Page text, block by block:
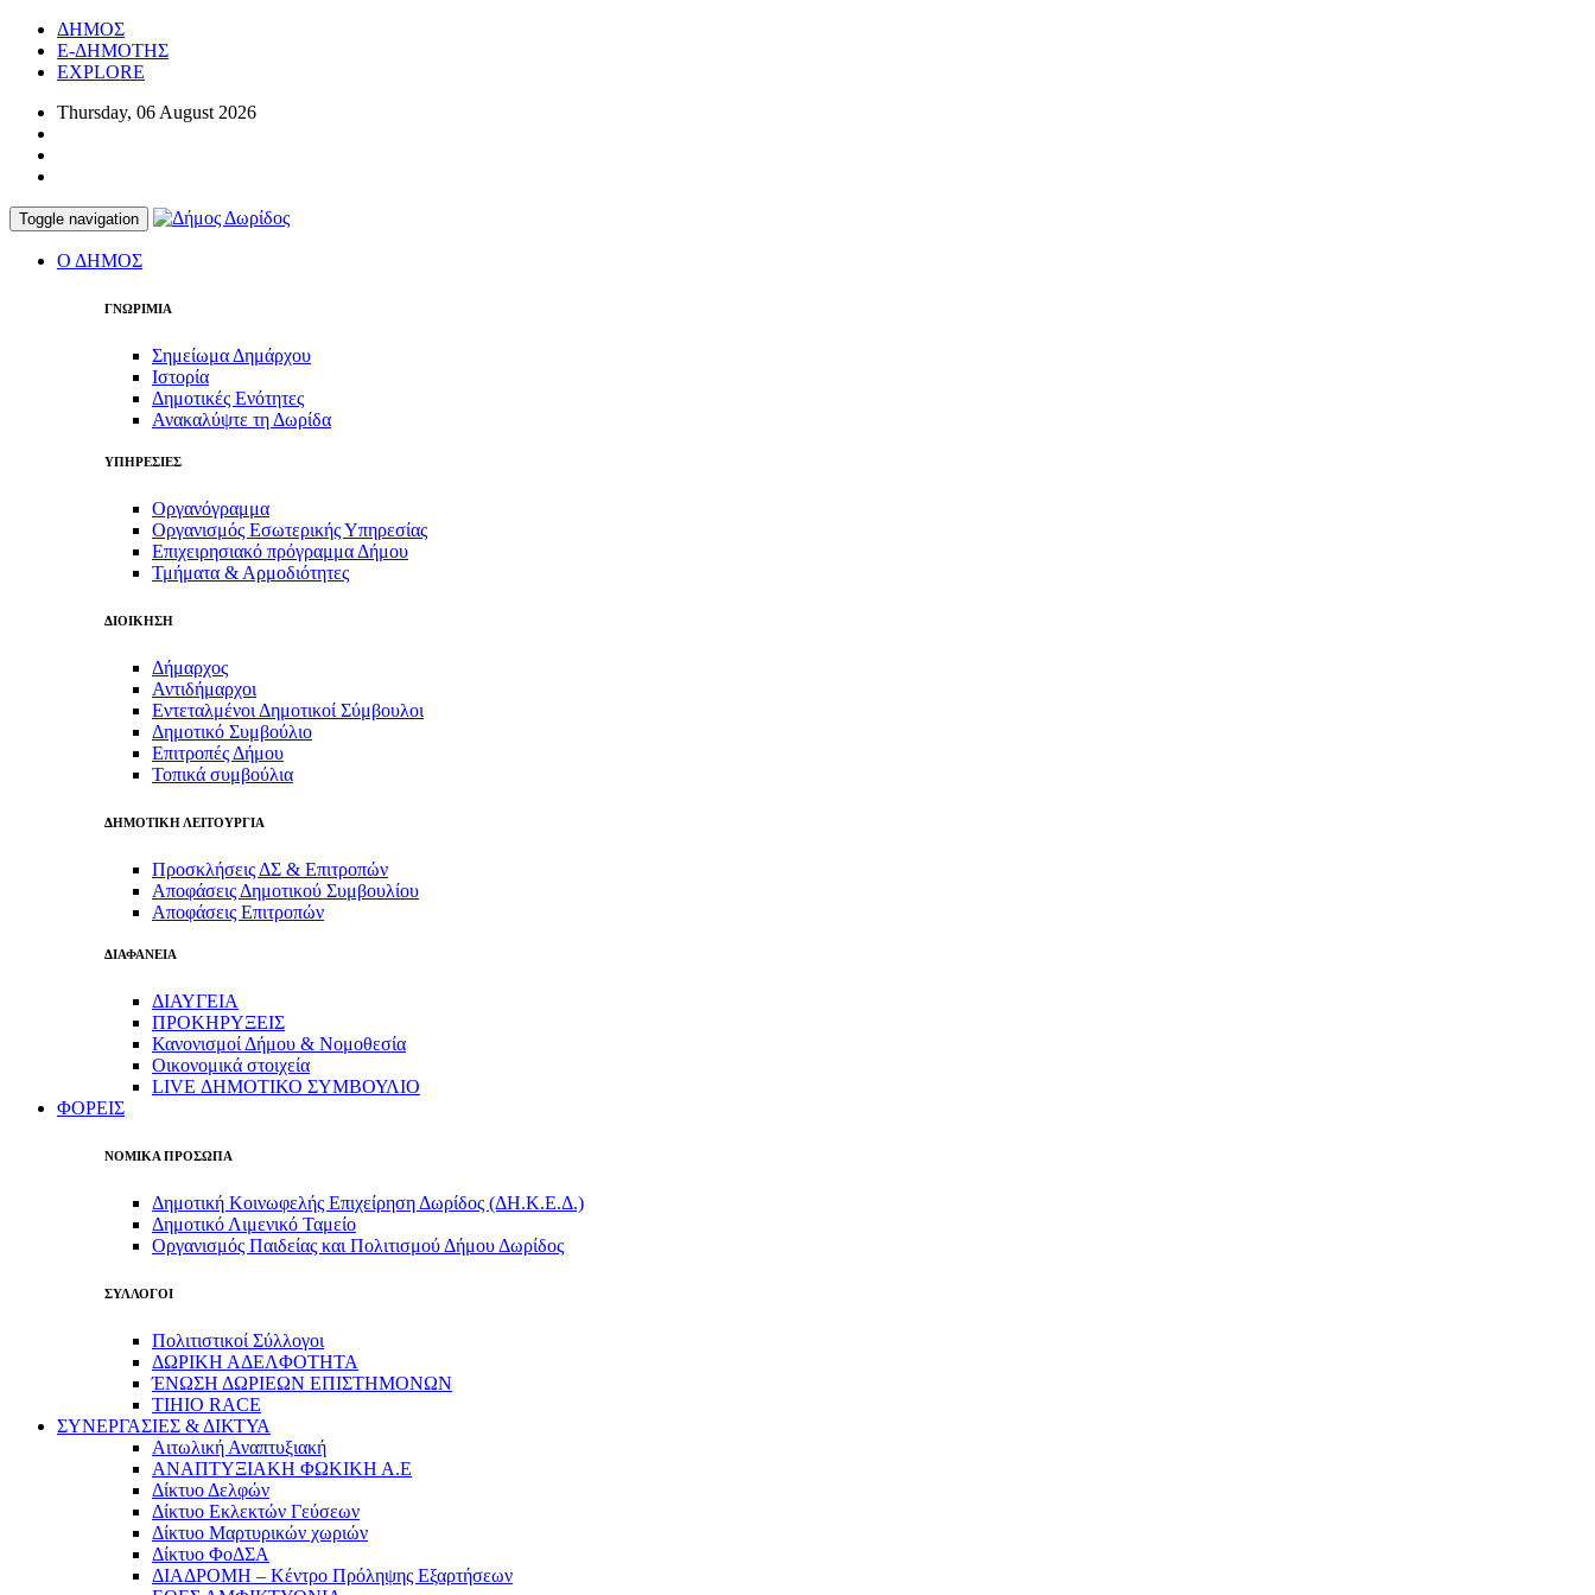
ΔΗΜΟΣ
E-ΔΗΜΟΤΗΣ
EXPLORE
Thursday, 06 August 2026
Toggle navigation
Ο ΔΗΜΟΣ
ΓΝΩΡΙΜΙΑ
Σημείωμα Δημάρχου
Ιστορία
Δημοτικές Ενότητες
Ανακαλύψτε τη Δωρίδα
ΥΠΗΡΕΣΙΕΣ
Οργανόγραμμα
Οργανισμός Εσωτερικής Υπηρεσίας
Επιχειρησιακό πρόγραμμα Δήμου
Τμήματα & Αρμοδιότητες
ΔΙΟΙΚΗΣΗ
Δήμαρχος
Αντιδήμαρχοι
Εντεταλμένοι Δημοτικοί Σύμβουλοι
Δημοτικό Συμβούλιο
Επιτροπές Δήμου
Τοπικά συμβούλια
ΔΗΜΟΤΙΚΗ ΛΕΙΤΟΥΡΓΙΑ
Προσκλήσεις ΔΣ & Επιτροπών
Αποφάσεις Δημοτικού Συμβουλίου
Αποφάσεις Επιτροπών
ΔΙΑΦΑΝΕΙΑ
ΔΙΑΥΓΕΙΑ
ΠΡΟΚΗΡΥΞΕΙΣ
Κανονισμοί Δήμου & Νομοθεσία
Οικονομικά στοιχεία
LIVE ΔΗΜΟΤΙΚΟ ΣΥΜΒΟΥΛΙΟ
ΦΟΡΕΙΣ
ΝΟΜΙΚΑ ΠΡΟΣΩΠΑ
Δημοτική Κοινωφελής Επιχείρηση Δωρίδος (ΔΗ.Κ.Ε.Δ.)
Δημοτικό Λιμενικό Ταμείο
Οργανισμός Παιδείας και Πολιτισμού Δήμου Δωρίδος
ΣΥΛΛΟΓΟΙ
Πολιτιστικοί Σύλλογοι
ΔΩΡΙΚΗ ΑΔΕΛΦΟΤΗΤΑ
ΈΝΩΣΗ ΔΩΡΙΕΩΝ ΕΠΙΣΤΗΜΟΝΩΝ
TIHIO RACE
ΣΥΝΕΡΓΑΣΙΕΣ & ΔΙΚΤΥΑ
Αιτωλική Αναπτυξιακή
ΑΝΑΠΤΥΞΙΑΚΗ ΦΩΚΙΚΗ Α.Ε
Δίκτυο Δελφών
Δίκτυο Εκλεκτών Γεύσεων
Δίκτυο Μαρτυρικών χωριών
Δίκτυο ΦοΔΣΑ
ΔΙΑΔΡΟΜΗ – Κέντρο Πρόληψης Εξαρτήσεων